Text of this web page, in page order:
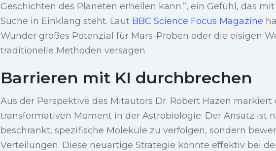
Geschichten des Planeten erhellen kann.”, ein Gefühl, das
Suche in Einklang steht. Laut BBC Science Focus Magazine
Wunder großes Potenzial für Mars-Proben oder die eisigen
traditionelle Methoden versagen.
Barrieren mit KI durchbrechen
Aus der Perspektive des Mitautors Dr. Robert Hazen markiert
transformativen Moment in der Astrobiologie: Der Ansatz ist
beschränkt, spezifische Moleküle zu verfolgen, sondern
Verteilungen. Diese neuartige Strategie könnte effektiv bei